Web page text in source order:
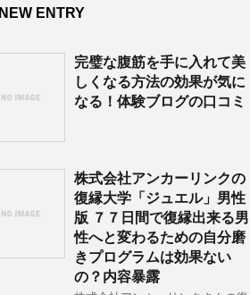
NEW ENTRY
完璧な腹筋を手に入れて美
しくなる方法の効果が気に
なる！体験ブログの口コミ
株式会社アンカーリンクの
復縁大学「ジュエル」男性
版 ７７日間で復縁出来る男
性へと変わるための自分磨
きプログラムは効果ない
の？内容暴露